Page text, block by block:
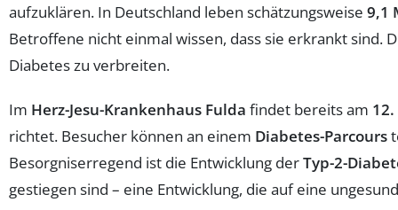
aufzuklären. In Deutschland leben schätzungsweise 9,1
Betroffene nicht einmal wissen, dass sie erkrankt sind.
Diabetes zu verbreiten.
Im Herz-Jesu-Krankenhaus Fulda findet bereits am
richtet. Besucher können an einem Diabetes-Parcours
Besorgniserregend ist die Entwicklung derTyp-2-
gestiegen sind – eine Entwicklung, die auf eine